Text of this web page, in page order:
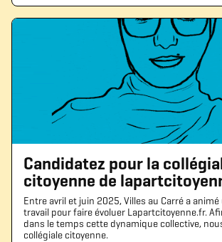
Candidatez pour la
citoyenne de
Entre avril et juin 2025, Villes au Carré a
travail pour faire évoluer Lapartcitoyenne.fr.
dans le temps cette dynamique collective,
collégiale citoyenne.